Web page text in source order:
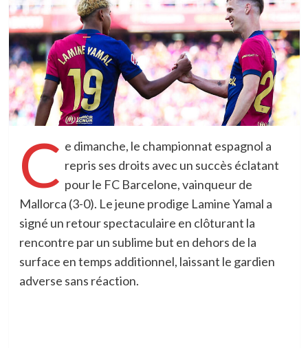
C e dimanche, le championnat espagnol a
repris ses droits avec un succès éclatant
pour le FC Barcelone, vainqueur de
Mallorca (3-0). Le jeune prodige Lamine Yamal a
signé un retour spectaculaire en clôturant la
rencontre par un sublime but en dehors de la
surface en temps additionnel, laissant le gardien
adverse sans réaction.